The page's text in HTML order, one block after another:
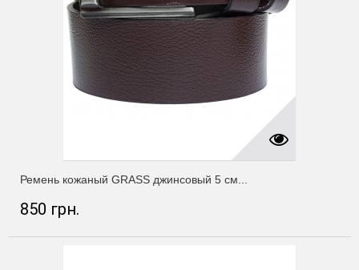
Ремень кожаный GRASS джинсовый 5 см...
850 грн.